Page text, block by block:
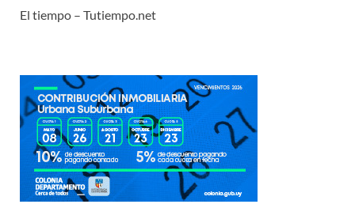
El tiempo – Tutiempo.net